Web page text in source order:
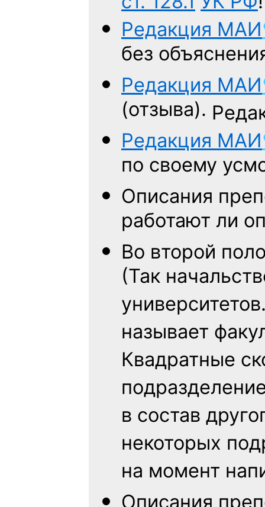
Редакция МАИ
без
Редакция МАИ
(отзыва).
Редакция МАИ
по своему
Описания
работают ли
Во второй
(Так
называет
Квадратные
в состав
некоторых
на момент
Описания